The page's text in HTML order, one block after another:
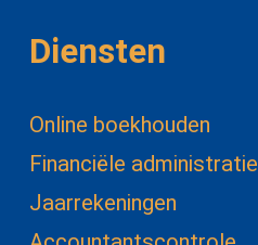
Diensten
Online boekhouden
Financiële administratie
Jaarrekeningen